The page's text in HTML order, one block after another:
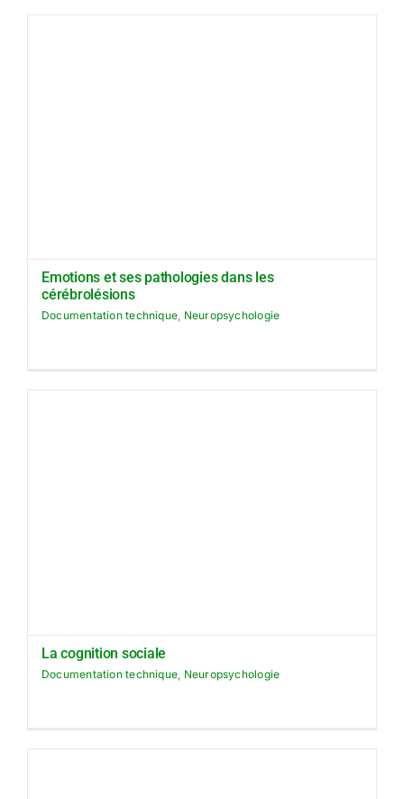
Emotions et ses pathologies dans les
cérébrolésions
Documentation technique, Neuropsychologie
La cognition sociale
Documentation technique Neuropsychologie